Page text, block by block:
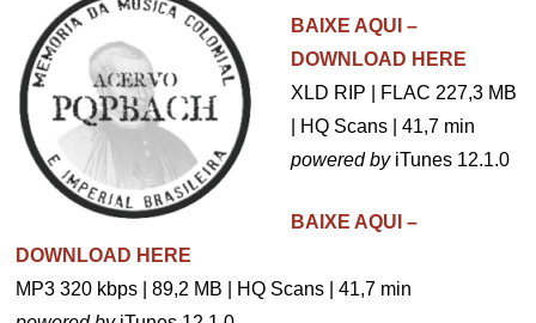
BAIXE AQUI –
DOWNLOAD HERE
XLD RIP | FLAC 227,3 MB
| HQ Scans | 41,7 min
powered byiTunes 12.1.0
BAIXE AQUI –
DOWNLOAD HERE
MP3 320 kbps | 89,2 MB | HQ Scans | 41,7 min